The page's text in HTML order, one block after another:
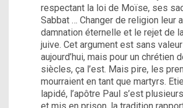
respectant la loi de Moïse, ses
Sabbat … Changer de religion leur
damnation éternelle et le rejet de
juive. Cet argument est sans
aujourd’hui, mais pour un chrétien
siècles, ça l’est. Mais pire, les
mourraient en tant que martyrs.
lapidé, l’apôtre Paul s’est
et mis en prison, la tradition